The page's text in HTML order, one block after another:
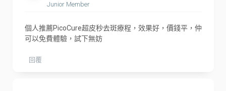
Junior Member
個人推薦PicoCure超皮秒去斑療程，效果好，價錢平，仲
可以免費體驗，試下無妨
回覆